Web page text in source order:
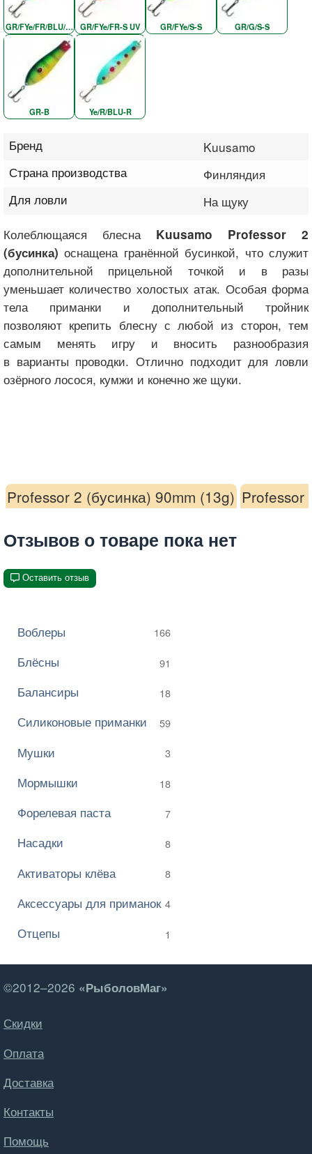
GR/FYe/FR/BLU/N-B GR/FYe/FR-S UV GR/FYe/S-S GR/G/S-S
GR-B Ye/R/BLU-R
Бренд
Kuusamo
Страна производства
Финляндия
Для ловли
На щуку
Колеблющаяся блесна Kuusamo Professor 2
(бусинка) оснащена гранённой бусинкой, что служит
дополнительной прицельной точкой и в разы
уменьшает количество холостых атак. Особая форма
тела приманки и дополнительный тройник
позволяют крепить блесну с любой из сторон, тем
самым менять игру и вносить разнообразия
в варианты проводки. Отлично подходит для ловли
озёрного лосося, кумжи и конечно же щуки.
Professor 2 (бусинка) 90mm (13g) Professor
Отзывов о товаре пока нет
Оставить отзыв
Воблеры 166
Блёсны 91
Балансиры 18
Силиконовые приманки 59
Мушки 3
Мормышки 18
Форелевая паста 7
Насадки 8
Активаторы клёва 8
Аксессуары для приманок 4
Отцепы 1
©2012–2026 «РыболовМаг»
Скидки
Оплата
Доставка
Контакты
Помощь